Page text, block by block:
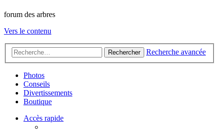
forum des arbres
Vers le contenu
Rechercher Recherche avancée
Photos
Conseils
Divertissements
Boutique
Accès rapide